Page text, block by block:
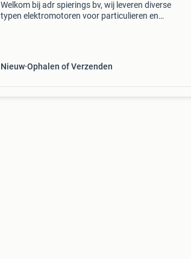
Welkom bij adr spierings bv, wij leveren diverse
typen elektromotoren voor particulieren en
Nieuw Ophalen of Verzenden